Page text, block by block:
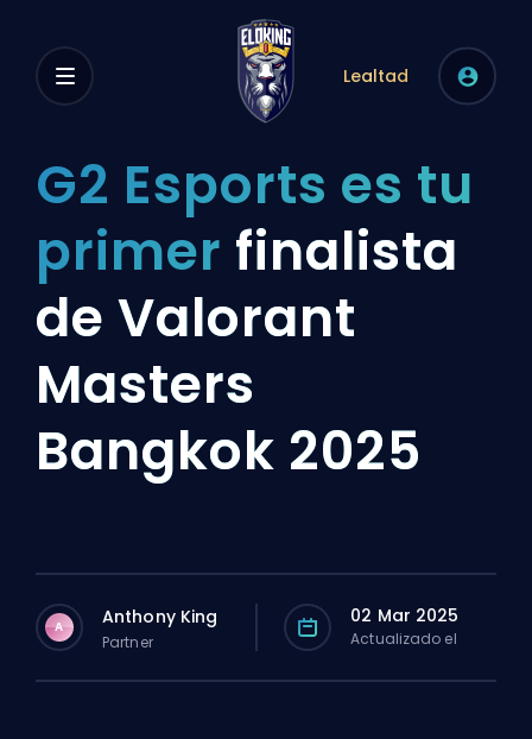
Lealtad
G2 Esports es tu
primer finalista
de Valorant
Masters
Bangkok 2025
A Anthony King
Partner
02 Mar 2025
Actualizado el